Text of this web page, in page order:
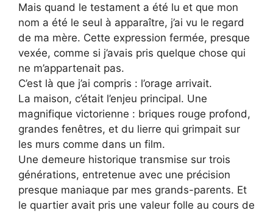
Mais quand le testament a été lu et que mon
nom a été le seul à apparaître, j’ai vu le regard
de ma mère. Cette expression fermée, presque
vexée, comme si j’avais pris quelque chose qui
ne m’appartenait pas.
C’est là que j’ai compris : l’orage arrivait.
La maison, c’était l’enjeu principal. Une
magnifique victorienne : briques rouge profond,
grandes fenêtres, et du lierre qui grimpait sur
les murs comme dans un film.
Une demeure historique transmise sur trois
générations, entretenue avec une précision
presque maniaque par mes grands-parents. Et
le quartier avait pris une valeur folle au cours de